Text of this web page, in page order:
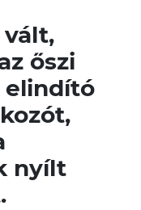
őszi
elindító
nyílt